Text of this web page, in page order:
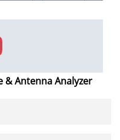
& Antenna Analyzer